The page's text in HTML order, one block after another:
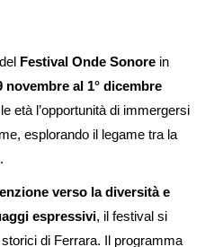
Festival Onde Sonore in
novembre al 1° dicembre
età l’opportunità di immergersi
esplorando il legame tra la
verso la diversità e
espressivi, il festival si
di Ferrara. Il programma